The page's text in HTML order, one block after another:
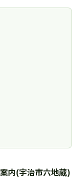
内(宇治市六地蔵)